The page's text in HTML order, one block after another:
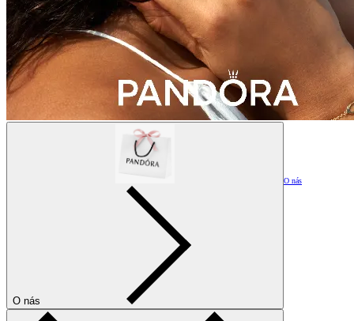
O nás
O nás